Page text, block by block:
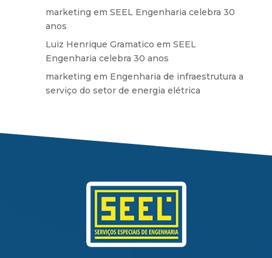
marketing em SEEL Engenharia celebra 30
anos
Luiz Henrique Gramatico em SEEL
Engenharia celebra 30 anos
marketing em Engenharia de infraestrutura a
serviço do setor de energia elétrica